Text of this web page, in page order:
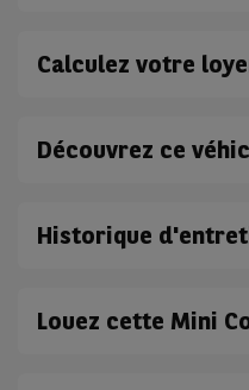
Calculez votre
Découvrez ce
Historique
Louez cette Mini